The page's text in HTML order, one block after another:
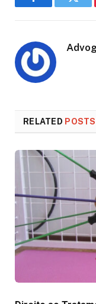
Facebook
RELATED POSTS